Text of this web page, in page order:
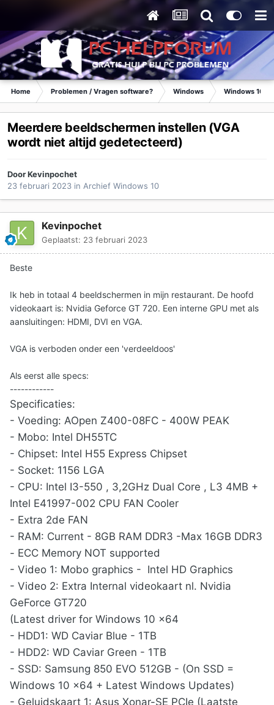
Home Problemen / Vragen software? Windows Windows 10
Meerdere beeldschermen instellen (VGA
wordt niet altijd gedetecteerd)
DoorKevinpochet
23 februari 2023 in Archief Windows 10
Kevinpochet
Geplaatst: 23 februari 2023
Beste
Ik heb in totaal 4 beeldschermen in mijn restaurant. De hoofd
videokaart is: Nvidia Geforce GT 720. Een interne GPU met als
aansluitingen: HDMI, DVI en VGA.
VGA is verboden onder een 'verdeeldoos'
Als eerst alle specs:
------------
Specificaties:
- Voeding: AOpen Z400-08FC - 400W PEAK
- Mobo: Intel DH55TC
- Chipset: Intel H55 Express Chipset
- Socket: 1156 LGA
- CPU: Intel I3-550 , 3,2GHz Dual Core , L3 4MB +
Intel E41997-002 CPU FAN Cooler
- Extra 2de FAN
- RAM: Current - 8GB RAM DDR3 -Max 16GB DDR3
- ECC Memory NOT supported
- Video 1: Mobo graphics - Intel HD Graphics
- Video 2: Extra Internal videokaart nl. Nvidia
GeForce GT720
(Latest driver for Windows 10 x64
- HDD1: WD Caviar Blue - 1TB
- HDD2: WD Caviar Green - 1TB
- SSD: Samsung 850 EVO 512GB - (On SSD =
Windows 10 x64 + Latest Windows Updates)
- Geluidskaart 1: Asus Xonar-SE PCIe (Laatste